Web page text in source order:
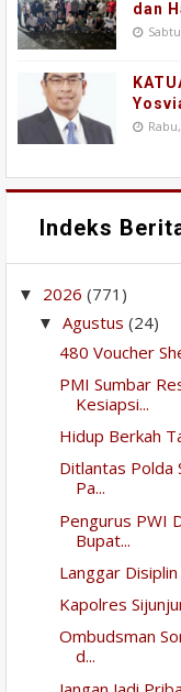
dan
Indeks
▼ 2026 (771)
▼ Agustus (24)
480 Voucher
PMI Sumbar
Kesiapsi...
Hidup Berkah
Ditlantas Polda
Pa...
Pengurus PWI
Bupat...
Langgar
Kapolres
Ombudsman
d...